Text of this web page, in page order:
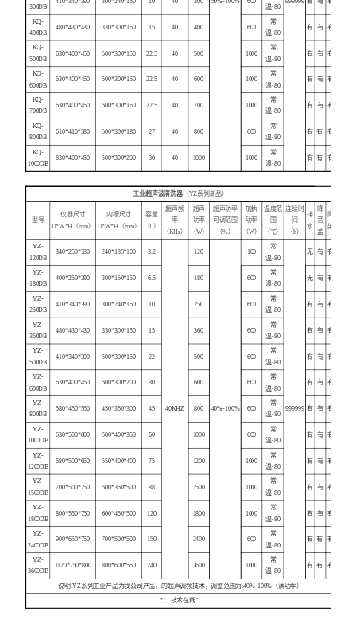
300DB
温-80
KQ-
400DB
480*430*430 330*300*150 15 40 400 600
常
温-80
有 有 有
KQ-
500DB
630*400*450 500*300*150 22.5 40 500 1000
常
温-80
有 有 有
KQ-
600DB
630*400*450 500*300*150 22.5 40 600 1000
常
温-80
有 有 有
KQ-
700DB
630*400*450 500*300*150 22.5 40 700 1000
常
温-80
有 有 有
KQ-
800DB
610*410*380 500*300*180 27 40 800 600
常
温-80
有 有 有
KQ-
1000DB
630*400*450 500*300*200 30 40 1000 1000
常
温-80
有 有 有
工业超声波清洗器 （YZ系列新品）
型号
仪器尺寸
D*W*H（mm）
内槽尺寸
D*W*H（mm）
容量
（L）
超声频
率
（KHz）
超声
功率
（W）
超声功率
可调范围
（%）
加执
功率
（W）
温度范
围
（℃）
连续时
间
（h）
排
水
降
音
盖
网
架
YZ-
120DB
340*250*330 240*135*100 3.2
40KHZ
120
40%-100%
100
常
温-80
999999
无 有 有
YZ-
180DB
400*250*390 300*150*150 6.5 180 600
常
温-80
无 有 有
YZ-
250DB
410*340*390 300*240*150 10 250 600
常
温-80
有 有 有
YZ-
360DB
480*430*430 330*300*150 15 360 600
常
温-80
有 有 有
YZ-
500DB
410*340*390 500*300*150 22 500 600
常
温-80
有 有 有
YZ-
600DB
630*400*450 500*300*200 30 600 600
常
温-80
有 有 有
YZ-
800DB
580*450*550 450*350*300 45 800 600
常
温-80
有 有 有
YZ-
1000DB
630*500*600 500*400*350 60 1000 600
常
温-80
有 有 有
YZ-
1200DB
680*500*650 550*400*400 75 1200 1000
常
温-80
有 有 有
YZ-
1500DB
700*500*750 500*350*500 88 1500 1000
常
温-80
有 有 有
YZ-
1800DB
800*550*750 600*450*500 120 1800 1000
常
温-80
有 有 有
YZ-
2400DB
900*650*750 700*500*500 150 2400 600
常
温-80
有 有 有
YZ-
3600DB
1120*750*800 800*600*550 240 3600 1000
常
温-80
有 有 有
说明:YZ系列工业产品为我公司产品，的超声调频技术，调整范围为:40%-100%（满功率）
*： 技术在线：